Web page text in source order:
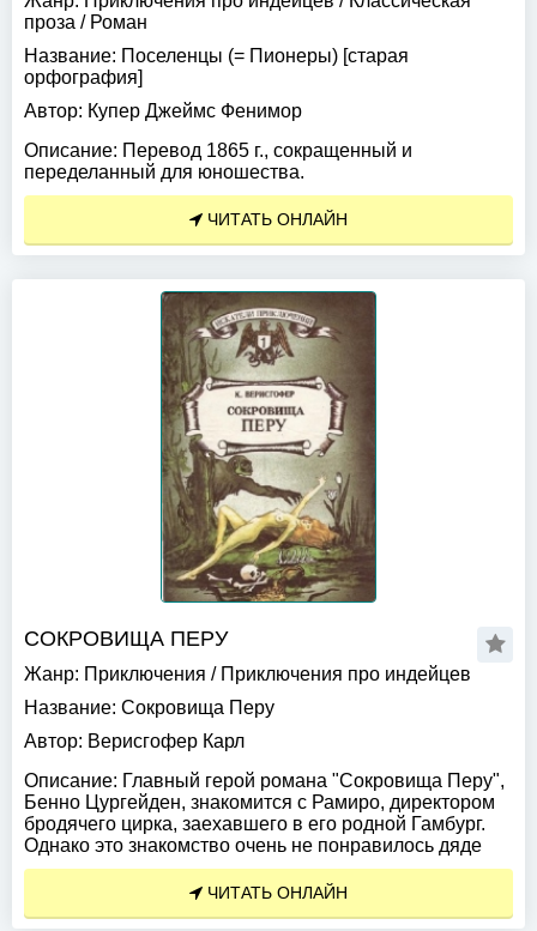
проза / Роман
Название: Поселенцы (= Пионеры) [старая
орфография]
Автор: Купер Джеймс Фенимор
Описание: Перевод 1865 г., сокращенный и
переделанный для юношества.
ЧИТАТЬ ОНЛАЙН
СОКРОВИЩА ПЕРУ
Жанр: Приключения / Приключения про индейцев
Название: Сокровища Перу
Автор: Верисгофер Карл
Описание: Главный герой романа "Сокровища Перу",
Бенно Цургейден, знакомится с Рамиро, директором
бродячего цирка, заехавшего в его родной Гамбург.
Однако это знакомство очень не понравилось дяде
ЧИТАТЬ ОНЛАЙН